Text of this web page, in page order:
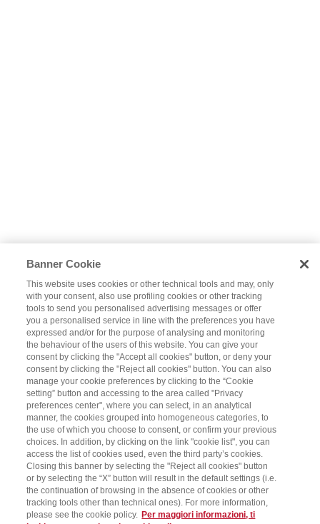
Banner Cookie
This website uses cookies or other technical tools and may, only
with your consent, also use profiling cookies or other tracking
tools to send you personalised advertising messages or offer
you a personalised service in line with the preferences you have
expressed and/or for the purpose of analysing and monitoring
the behaviour of the users of this website. You can give your
consent by clicking the "Accept all cookies" button, or deny your
consent by clicking the "Reject all cookies" button. You can also
manage your cookie preferences by clicking to the “Cookie
setting” button and accessing to the area called "Privacy
preferences center", where you can select, in an analytical
manner, the cookies grouped into homogeneous categories, to
the use of which you choose to consent, or confirm your previous
choices. In addition, by clicking on the link "cookie list", you can
access the list of cookies used, even the third party’s cookies.
Closing this banner by selecting the "Reject all cookies" button
or by selecting the “X” button will result in the default settings (i.e.
the continuation of browsing in the absence of cookies or other
tracking tools other than technical ones). For more information,
please see the cookie policy. Per maggiori informazioni, ti